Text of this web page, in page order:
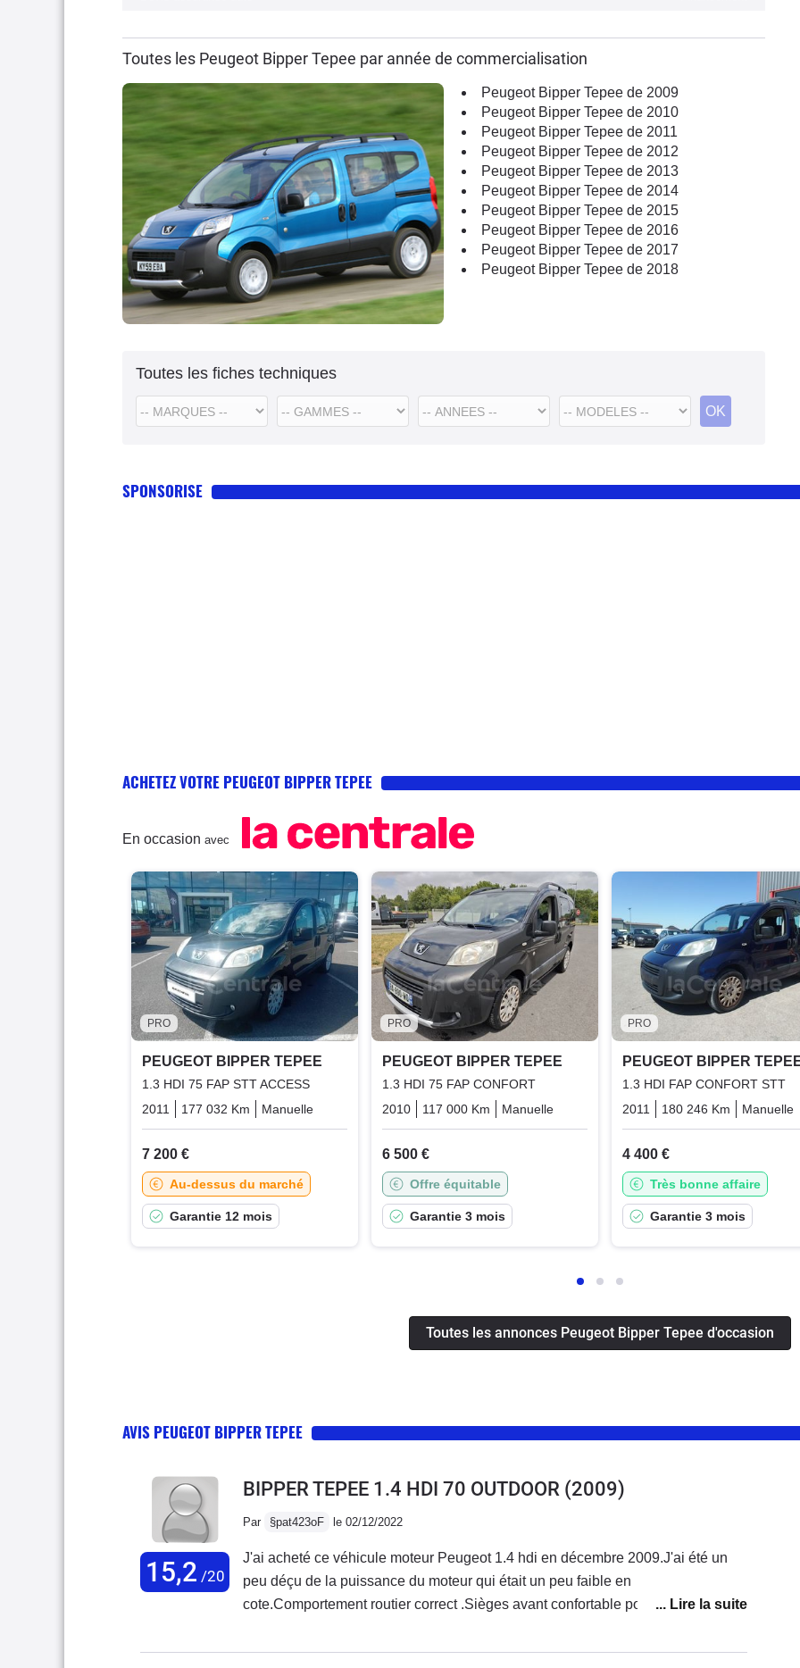
Toutes les Peugeot Bipper Tepee par année de commercialisation
Peugeot Bipper Tepee de 2009
Peugeot Bipper Tepee de 2010
Peugeot Bipper Tepee de 2011
Peugeot Bipper Tepee de 2012
Peugeot Bipper Tepee de 2013
Peugeot Bipper Tepee de 2014
Peugeot Bipper Tepee de 2015
Peugeot Bipper Tepee de 2016
Peugeot Bipper Tepee de 2017
Peugeot Bipper Tepee de 2018
Toutes les fiches techniques
SPONSORISE
ACHETEZ VOTRE PEUGEOT BIPPER TEPEE
En occasion avec
PRO
PEUGEOT BIPPER TEPEE
1.3 HDI 75 FAP STT ACCESS
2011
177 032 Km Manuelle
7 200 €
Au-dessus du marché
Garantie 12 mois
PRO
PEUGEOT BIPPER TEPEE
1.3 HDI 75 FAP CONFORT
2010
117 000 Km Manuelle
6 500 €
Offre équitable
Garantie 3 mois
PRO
PEUGEOT BIPPER
1.3 HDI FAP CONFORT STT
2011
180 246 Km Manuelle
4 400 €
Très bonne affaire
Garantie 3 mois
Toutes les annonces Peugeot Bipper Tepee d'occasion
AVIS PEUGEOT BIPPER TEPEE
15,2 /20
BIPPER TEPEE 1.4 HDI 70 OUTDOOR (2009)
Par §pat423oF le 02/12/2022
J'ai acheté ce véhicule moteur Peugeot 1.4 hdi en décembre 2009.J'ai été un
peu déçu de la puissance du moteur qui était un peu faible en
cote.Comportement routier correct .Sièges avant confortable pour les longues
pratique. Moteur extrêmement fiable vu que je suis arrivé à 300800km sans gros